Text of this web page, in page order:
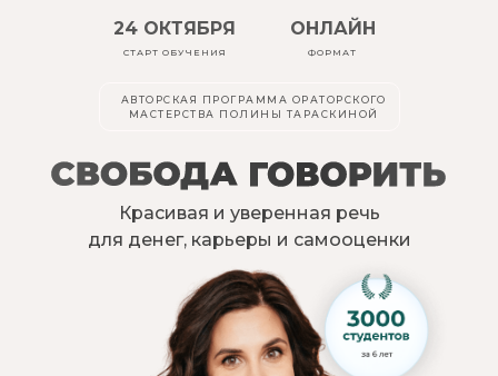
АВТОРСКАЯ ПРОГРАММА ОРАТОРСКОГО
МАСТЕРСТВА ПОЛИНЫ ТАРАСКИНОЙ
Красивая и уверенная речь
для денег, карьеры и самооценки
24 ОКТЯБРЯ
СТАРТ ОБУЧЕНИЯ
ОНЛАЙН
ФОРМАТ